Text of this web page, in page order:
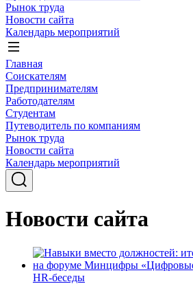
Рынок труда
Новости сайта
Календарь мероприятий
Главная
Соискателям
Предпринимателям
Работодателям
Студентам
Путеводитель по компаниям
Рынок труда
Новости сайта
Календарь мероприятий
Новости сайта
HR-беседы